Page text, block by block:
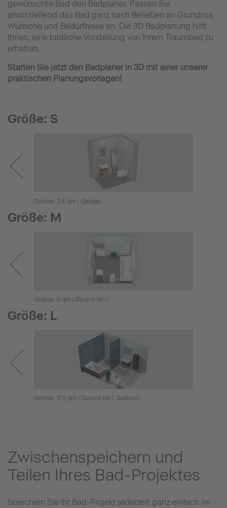
gewünschte Bad den Badplaner. Passen Sie
anschließend das Bad ganz nach Belieben an Grundriss,
Wünsche und Bedürfnisse an. Die 3D Badplanung hilft
Ihnen, eine bildliche Vorstellung von Ihrem Traumbad zu
erhalten.
Starten Sie jetzt den Badplaner in 3D mit einer unserer
praktischen Planungsvorlagen!
Größe: S
Grösse: 2,6 qm | Qatego
Größe: M
Grösse: 6 qm | Duravit No.1
Größe: L
Grösse: 11,5 qm | Duravit No.1, Sustano
Zwischenspeichern und
Teilen Ihres Bad-Projektes
Speichern Sie Ihr Bad-Projekt jederzeit ganz einfach im